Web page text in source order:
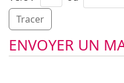
ENVOYER UN